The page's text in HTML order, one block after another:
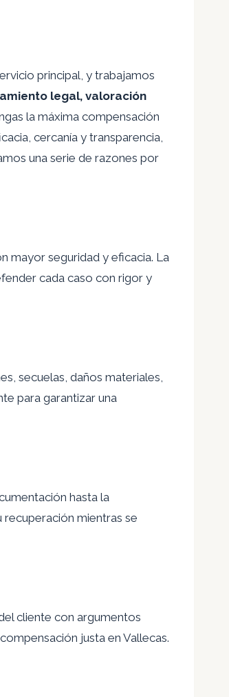
principal, y trabajamos
legal, valoración
la máxima compensación
cercanía y transparencia,
una serie de razones por
mayor seguridad y eficacia. La
cada caso con rigor y
secuelas, daños materiales,
para garantizar una
hasta la
recuperación mientras se
cliente con argumentos
justa en Vallecas.